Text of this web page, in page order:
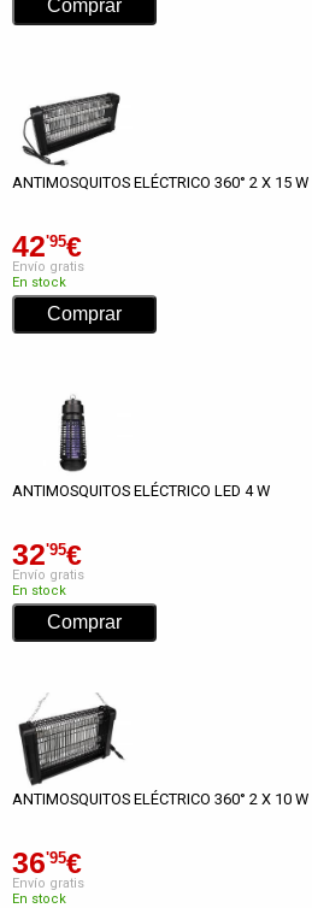
ANTIMOSQUITOS ELÉCTRICO 360° 2 X 15 W
42'95€
Envío gratis
En stock
ANTIMOSQUITOS ELÉCTRICO LED 4 W
32'95€
Envío gratis
En stock
ANTIMOSQUITOS ELÉCTRICO 360° 2 X 10 W
36'95€
Envío gratis
En stock